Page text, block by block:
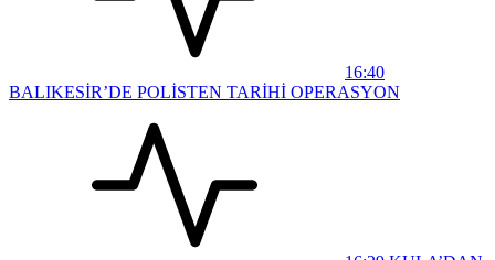
16:40
BALIKESİR’DE POLİSTEN TARİHİ OPERASYON